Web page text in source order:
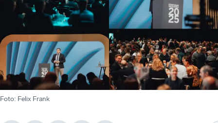
Foto: Felix Frank